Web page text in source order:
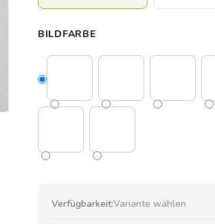
BILDFARBE
Verfügbarkeit:Variante wählen